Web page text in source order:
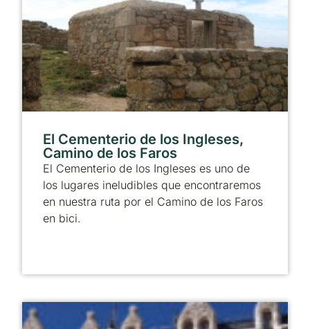
El Cementerio de los Ingleses,
Camino de los Faros
El Cementerio de los Ingleses es uno de
los lugares ineludibles que encontraremos
en nuestra ruta por el Camino de los Faros
en bici.